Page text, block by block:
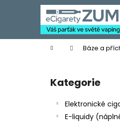
Domů Báze a
Přeskočit
kategorie
Kategorie
Elektronické
E-liquidy
í
Zpět
do
Zpět
do